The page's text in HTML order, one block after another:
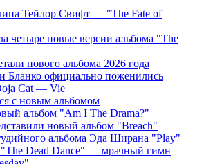
Тейлор Свифт — "The Fate of
четыре новые версии альбома "The
нового альбома 2026 года
Бланко официально поженились
Cat — Vie
с новым альбомом
альбом "Am I The Drama?"
новый альбом "Breach"
альбома Эда Ширана "Play"
"The Dead Dance" — мрачный гимн